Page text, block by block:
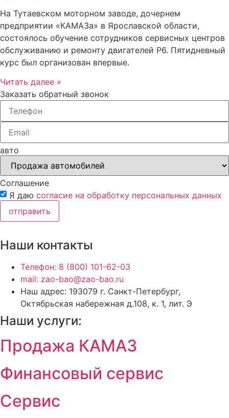
На Тутаевском моторном заводе, дочернем
предприятии «КАМАЗа» в Ярославской области,
состоялось обучение сотрудников сервисных центров
обслуживанию и ремонту двигателей Р6. Пятидневный
курс был организован впервые.
Читать далее »
Заказать обратный звонок
авто
Соглашение
Я даю согласие на обработку персональных данных
отправить
Наши контакты
Телефон: 8 (800) 101-62-03
mail: zao-bao@zao-bao.ru
Наш адрес: 193079 г. Санкт-Петербург,
Октябрьская набережная д.108, к. 1, лит. Э
Наши услуги:
Продажа КАМАЗ
Финансовый сервис
Сервис